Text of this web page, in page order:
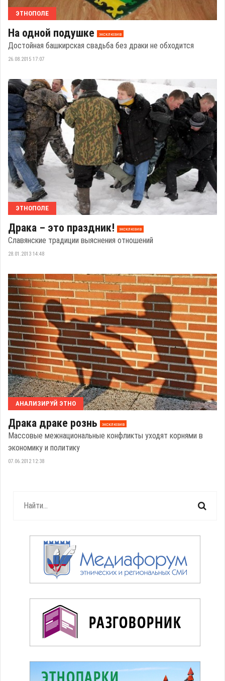
ЭТНОПОЛЕ
На одной подушке эксклюзив
Достойная башкирская свадьба без драки не обходится
26.08.2015 17:07
ЭТНОПОЛЕ
Драка – это праздник! эксклюзив
Славянские традиции выяснения отношений
28.01.2013 14:48
АНАЛИЗИРУЙ ЭТНО
Драка драке рознь эксклюзив
Массовые межнациональные конфликты уходят корнями в
экономику и политику
07.06.2012 12:38